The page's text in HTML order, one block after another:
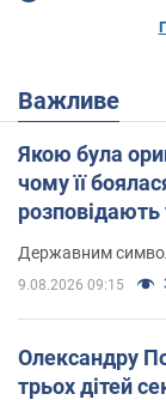
Важливе
Якою була
чому її
розповідають
Державним
9.08.2026 09:15
Олександру
трьох дітей